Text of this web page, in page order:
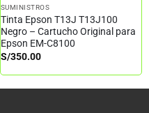
SUMINISTROS
Tinta Epson T13J T13J100
Negro – Cartucho Original para
Epson EM-C8100
S/350.00